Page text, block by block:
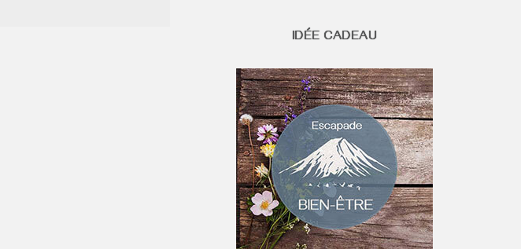
IDÉE CADEAU